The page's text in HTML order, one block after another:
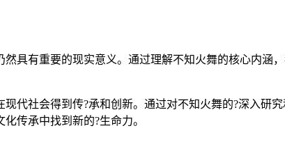
具有重要的现实意义。通过理解不知火舞的核心内涵
代社会得到传?承和创新。通过对不知火舞的?深入研
传承中找到新的?生命力。